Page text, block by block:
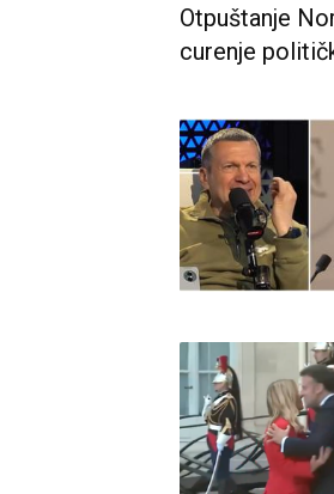
Otpuštanje
curenje